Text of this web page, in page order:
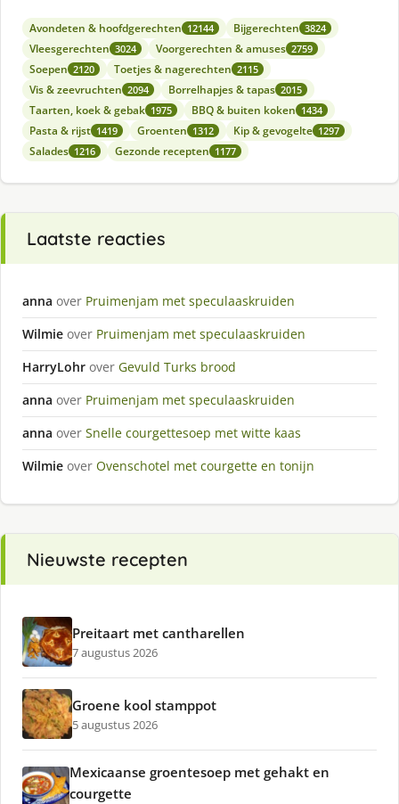
Avondeten & hoofdgerechten 12144 Bijgerechten 3824
Vleesgerechten 3024 Voorgerechten & amuses 2759
Soepen 2120 Toetjes & nagerechten 2115
Vis & zeevruchten 2094 Borrelhapjes & tapas 2015
Taarten, koek & gebak 1975 BBQ & buiten koken 1434
Pasta & rijst 1419 Groenten 1312 Kip & gevogelte 1297
Salades 1216 Gezonde recepten 1177
Laatste reacties
anna over Pruimenjam met speculaaskruiden
Wilmie over Pruimenjam met speculaaskruiden
HarryLohr over Gevuld Turks brood
anna over Pruimenjam met speculaaskruiden
anna over Snelle courgettesoep met witte kaas
Wilmie over Ovenschotel met courgette en tonijn
Nieuwste recepten
Preitaart met cantharellen
7 augustus 2026
Groene kool stamppot
5 augustus 2026
Mexicaanse groentesoep met gehakt en
courgette